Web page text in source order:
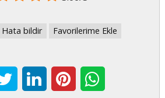
Hata bildir Favorilerime Ekle